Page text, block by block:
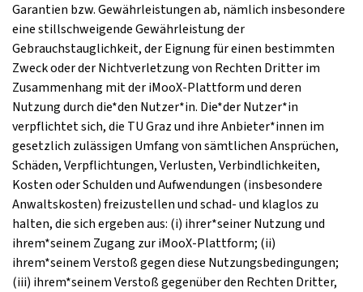
Garantien bzw. Gewährleistungen ab, nämlich insbesondere
eine stillschweigende Gewährleistung der
Gebrauchstauglichkeit, der Eignung für einen bestimmten
Zweck oder der Nichtverletzung von Rechten Dritter im
Zusammenhang mit der iMooX-Plattform und deren
Nutzung durch die*den Nutzer*in. Die*der Nutzer*in
verpflichtet sich, die TU Graz und ihre Anbieter*innen im
gesetzlich zulässigen Umfang von sämtlichen Ansprüchen,
Schäden, Verpflichtungen, Verlusten, Verbindlichkeiten,
Kosten oder Schulden und Aufwendungen (insbesondere
Anwaltskosten) freizustellen und schad- und klaglos zu
halten, die sich ergeben aus: (i) ihrer*seiner Nutzung und
ihrem*seinem Zugang zur iMooX-Plattform; (ii)
ihrem*seinem Verstoß gegen diese Nutzungsbedingungen;
(iii) ihrem*seinem Verstoß gegenüber den Rechten Dritter,